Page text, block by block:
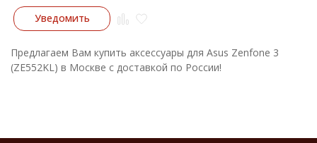
Уведомить
Предлагаем Вам купить аксессуары для Asus Zenfone 3
(ZE552KL) в Москве с доставкой по России!